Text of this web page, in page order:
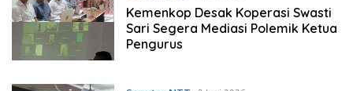
Kemenkop Desak Koperasi Swasti
Sari Segera Mediasi Polemik Ketua
Pengurus